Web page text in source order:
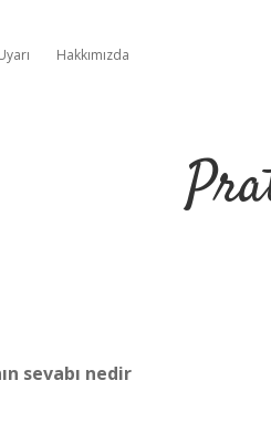
Hakkımızda
sevabı nedir